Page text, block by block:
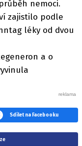
nemoci.
zajistilo podle
léky od dvou
a o
Sdílet na Facebooku